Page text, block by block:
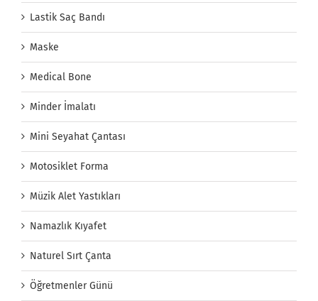
Lastik Saç Bandı
Maske
Medical Bone
Minder İmalatı
Mini Seyahat Çantası
Motosiklet Forma
Müzik Alet Yastıkları
Namazlık Kıyafet
Naturel Sırt Çanta
Öğretmenler Günü